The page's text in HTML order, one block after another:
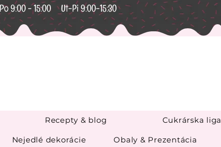
Po 9:00 - 15:00 Ut-Pi 9:00-15:30
Recepty & blog Cukrárska liga
Nejedlé dekorácie Obaly & Prezentácia